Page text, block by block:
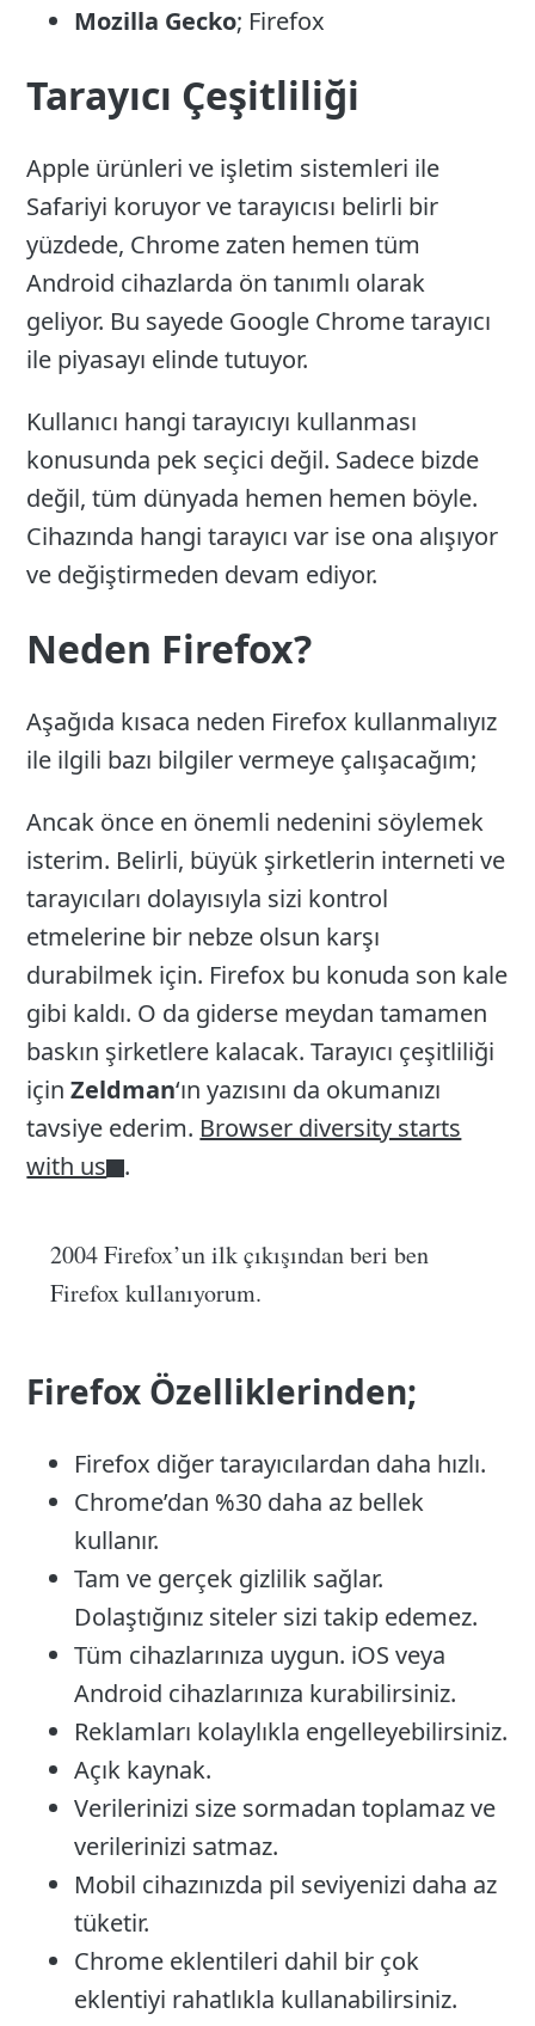
Mozilla Gecko; Firefox
Tarayıcı Çeşitliliği
Apple ürünleri ve işletim sistemleri ile
Safariyi koruyor ve tarayıcısı belirli bir
yüzdede, Chrome zaten hemen tüm
Android cihazlarda ön tanımlı olarak
geliyor. Bu sayede Google Chrome tarayıcı
ile piyasayı elinde tutuyor.
Kullanıcı hangi tarayıcıyı kullanması
konusunda pek seçici değil. Sadece bizde
değil, tüm dünyada hemen hemen böyle.
Cihazında hangi tarayıcı var ise ona alışıyor
ve değiştirmeden devam ediyor.
Neden Firefox?
Aşağıda kısaca neden Firefox kullanmalıyız
ile ilgili bazı bilgiler vermeye çalışacağım;
Ancak önce en önemli nedenini söylemek
isterim. Belirli, büyük şirketlerin interneti ve
tarayıcıları dolayısıyla sizi kontrol
etmelerine bir nebze olsun karşı
durabilmek için. Firefox bu konuda son kale
gibi kaldı. O da giderse meydan tamamen
baskın şirketlere kalacak. Tarayıcı çeşitliliği
içinZeldman‘ın yazısını da okumanızı
tavsiye ederim. Browser diversity starts
with us .
2004 Firefox’un ilk çıkışından beri ben
Firefox kullanıyorum.
Firefox Özelliklerinden;
Firefox diğer tarayıcılardan daha hızlı.
Chrome’dan %30 daha az bellek
kullanır.
Tam ve gerçek gizlilik sağlar.
Dolaştığınız siteler sizi takip edemez.
Tüm cihazlarınıza uygun. iOS veya
Android cihazlarınıza kurabilirsiniz.
Reklamları kolaylıkla engelleyebilirsiniz.
Açık kaynak.
Verilerinizi size sormadan toplamaz ve
verilerinizi satmaz.
Mobil cihazınızda pil seviyenizi daha az
tüketir.
Chrome eklentileri dahil bir çok
eklentiyi rahatlıkla kullanabilirsiniz.